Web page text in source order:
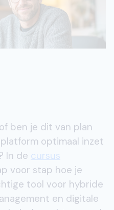
ben je dit van plan
optimaal inzet
In de cursus
voor stap hoe je
tool voor hybride
en digitale